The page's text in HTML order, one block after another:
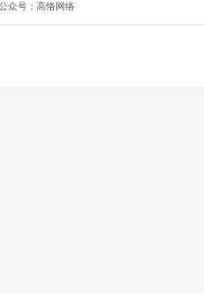
众号：高恪网络